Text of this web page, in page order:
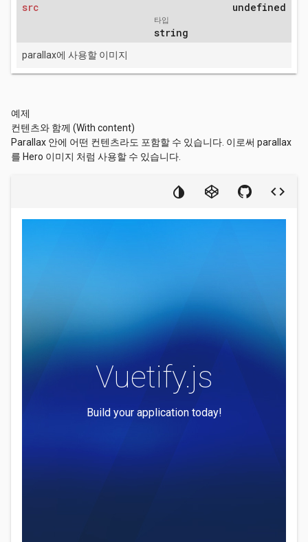
src undefined
타입
string
parallax에 사용할 이미지
예제
컨텐츠와 함께 (With content)
Parallax 안에 어떤 컨텐츠라도 포함할 수 있습니다. 이로써 parallax
를 Hero 이미지 처럼 사용할 수 있습니다.
Vuetify.js
Build your application today!